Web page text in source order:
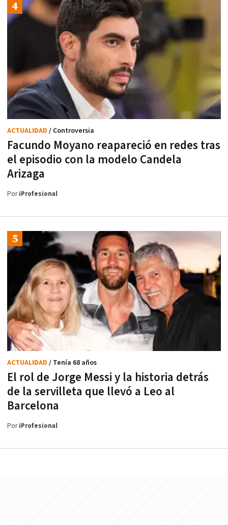
Facundo Moyano reapareció en redes tras
el episodio con la modelo Candela
Arizaga
ACTUALIDAD / Controversia
PoriProfesional
El rol de Jorge Messi y la historia detrás
de la servilleta que llevó a Leo al
Barcelona
ACTUALIDAD / Tenía 68 años
PoriProfesional